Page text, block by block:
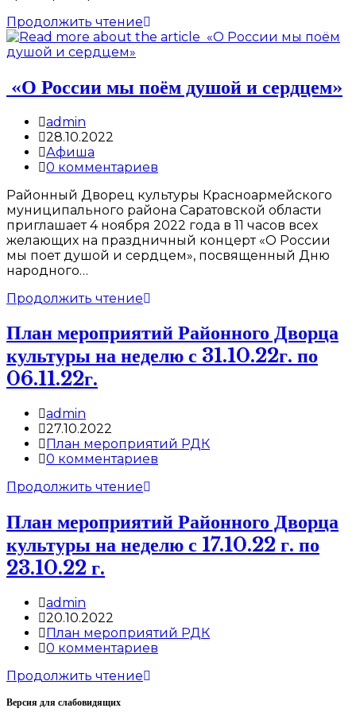
Продолжить чтениеВсероссийская
акция
«О России мы поём душой и сердцем»
Post
author:
admin
Запись
опубликована:
28.10.2022
Post
category:
Афиша
Post
0 комментариев
Районный Дворец культуры Красноармейского
муниципального района Саратовской области
приглашает 4 ноября 2022 года в 11 часов всех
желающих на праздничный концерт «О России
мы поет душой и сердцем», посвященный Дню
народного…
Продолжить чтение«О
мы
поём
душой
План мероприятий Районного Дворца
культуры на неделю с 31.10.22г. по
06.11.22г.
Post
author:
admin
Запись
опубликована:
27.10.2022
Post
category:
План мероприятий РДК
Post
0 комментариев
Продолжить чтениеПлан
Районного
Дворца
культуры
06.11.22г.
План мероприятий Районного Дворца
культуры на неделю с 17.10.22 г. по
23.10.22 г.
Post
author:
admin
Запись
опубликована:
20.10.2022
Post
category:
План мероприятий РДК
Post
0 комментариев
Продолжить чтениеПлан
Версия для слабовидящих